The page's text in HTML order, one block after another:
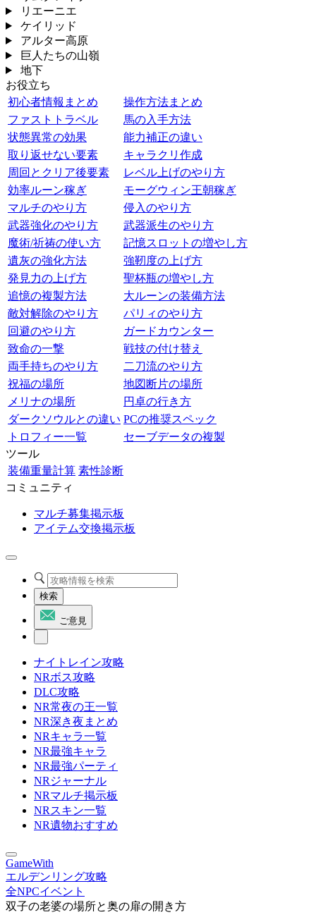
リエーニエ
ケイリッド
アルター高原
巨人たちの山嶺
地下
お役立ち
初心者情報まとめ
操作方法まとめ
ファストトラベル
馬の入手方法
状態異常の効果
能力補正の違い
取り返せない要素
キャラクリ作成
周回とクリア後要素
レベル上げのやり方
効率ルーン稼ぎ
モーグウィン王朝稼ぎ
マルチのやり方
侵入のやり方
武器強化のやり方
武器派生のやり方
魔術/祈祷の使い方
記憶スロットの増やし方
遺灰の強化方法
強靭度の上げ方
発見力の上げ方
聖杯瓶の増やし方
追憶の複製方法
大ルーンの装備方法
敵対解除のやり方
パリィのやり方
回避のやり方
ガードカウンター
致命の一撃
戦技の付け替え
両手持ちのやり方
二刀流のやり方
祝福の場所
地図断片の場所
メリナの場所
円卓の行き方
ダークソウルとの違い PCの推奨スペック
トロフィー一覧
セーブデータの複製
ツール
装備重量計算 素性診断
コミュニティ
マルチ募集掲示板
アイテム交換掲示板
検索
ご意見
ナイトレイン攻略
NRボス攻略
DLC攻略
NR常夜の王一覧
NR深き夜まとめ
NRキャラ一覧
NR最強キャラ
NR最強パーティ
NRジャーナル
NRマルチ掲示板
NRスキン一覧
NR遺物おすすめ
GameWith
エルデンリング攻略
全NPCイベント
双子の老婆の場所と奥の扉の開き方